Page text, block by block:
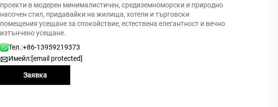
проекти в модерен минималистичен, средиземноморски и природно
насочен стил, придавайки на жилища, хотели и търговски
помещения усещане за спокойствие, естествена елегантност и вечно
изтънчено усещане.
Тел.:+86-13959219373
Имейл:[email protected]
Заявка